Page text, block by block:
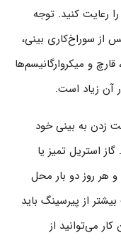
رعایت کنید. توجه
از سوراخ‌کاری بینی،
و میکرو­ارگانیسم­‌ها
آن زیاد است.
زدن به بینی خود
استریل تمیز یا
هر روز دو بار محل
از پیرسینگ باید
می‌توانید از